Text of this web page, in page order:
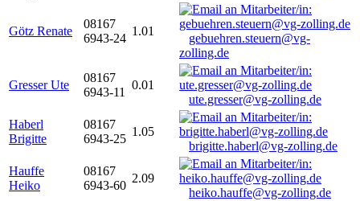
Götz Renate
08167
6943-24
1.01
gebuehren.steuern@vg-
zolling.de
Gresser Ute
08167
6943-11
0.01
ute.gresser@vg-zolling.de
Haberl
Brigitte
08167
6943-25
1.05
brigitte.haberl@vg-zolling.de
Hauffe
Heiko
08167
6943-60
2.09
heiko.hauffe@vg-zolling.de